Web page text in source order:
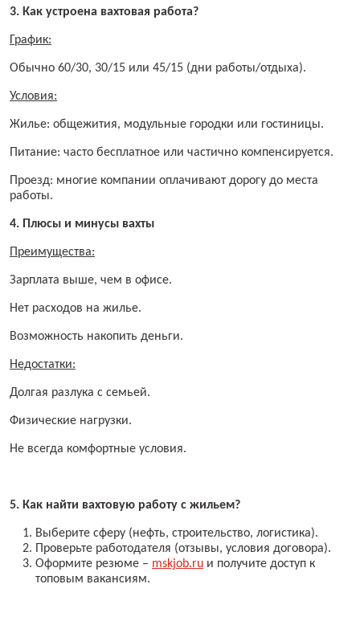
3. Как устроена вахтовая работа?
График:
Обычно 60/30, 30/15 или 45/15 (дни работы/отдыха).
Условия:
Жилье: общежития, модульные городки или гостиницы.
Питание: часто бесплатное или частично компенсируется.
Проезд: многие компании оплачивают дорогу до места
работы.
4. Плюсы и минусы вахты
Преимущества:
Зарплата выше, чем в офисе.
Нет расходов на жилье.
Возможность накопить деньги.
Недостатки:
Долгая разлука с семьей.
Физические нагрузки.
Не всегда комфортные условия.
5. Как найти вахтовую работу с жильем?
Выберите сферу (нефть, строительство, логистика).
Проверьте работодателя (отзывы, условия договора).
Оформите резюме – mskjob.ru и получите доступ к
топовым вакансиям.